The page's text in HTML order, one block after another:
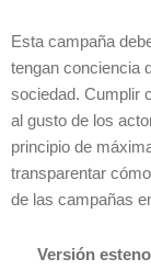
Esta campaña
tengan conciencia
sociedad. Cumplir
al gusto de los
principio de
transparentar
de las campañas
Versión